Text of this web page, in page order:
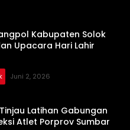
Kabupaten Solok
Upacara Hari Lahir
Juni 2, 2026
Latihan Gabungan
Atlet Porprov Sumbar